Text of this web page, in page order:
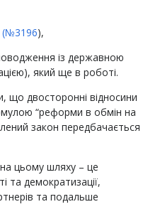
(№3196),
із державною
який ще в роботі.
двосторонні відносини
“реформи в обмін на
закон передбачається
цьому шляху – це
та демократизації,
та подальше